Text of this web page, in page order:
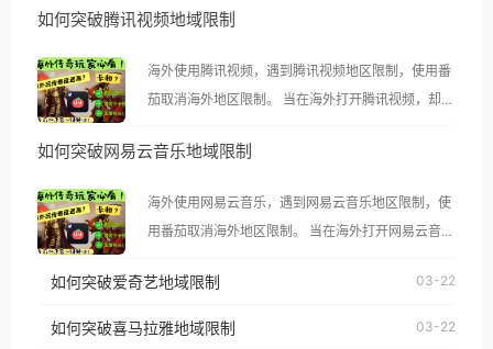
如何突破腾讯视频地域限制
海外使用腾讯视频，遇到腾讯视频地区限制，使用番
茄取消海外地区限制。 当在海外打开腾讯视频，却突
示语。 海外用户如香港、澳门、台湾、美国、加拿
像其他音乐平台一样，出现地区及版权限制问题，且
仅能在中国大陆地区播放。 遇到这个问题的朋友们，
台湾、美国、加拿大、澳大利亚、欧洲等国家和地区
如何突破网易云音乐地域限制
海外使用网易云音乐，遇到网易云音乐地区限制，使
用番茄取消海外地区限制。 当在海外打开网易云音
播放”的提示语。 海外用户如香港、澳门、台湾、美
如何突破爱奇艺地域限制 03-22
如何突破喜马拉雅地域限制 03-22